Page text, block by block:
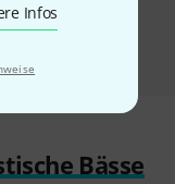
Infos
Bässe
Bässe